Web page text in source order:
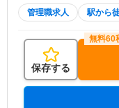
管理職求人 駅から
保存する